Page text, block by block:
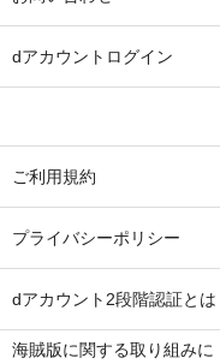
dアカウントログイン
ご利用規約
プライバシーポリシー
dアカウント2段階認証とは
海賊版に関する取り組みに